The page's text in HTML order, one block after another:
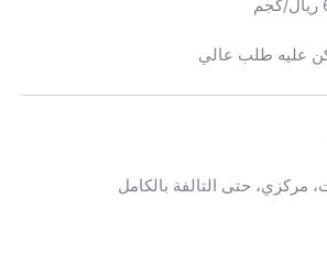
عليه طلب عالي
مركزي، حتى التالفة بالكامل